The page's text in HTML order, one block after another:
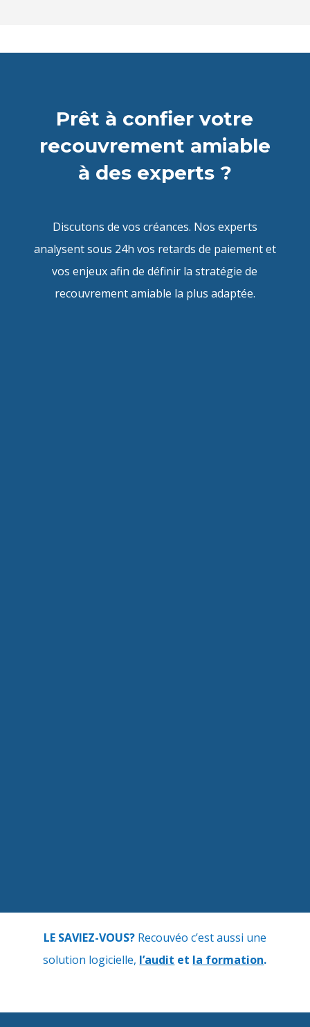
Prêt à confier votre
recouvrement amiable
à des experts ?
Discutons de vos créances. Nos experts
analysent sous 24h vos retards de paiement et
vos enjeux afin de définir la stratégie de
recouvrement amiable la plus adaptée.
LE SAVIEZ-VOUS? Recouvéo c’est aussi une
solution logicielle, l’audit et la formation.